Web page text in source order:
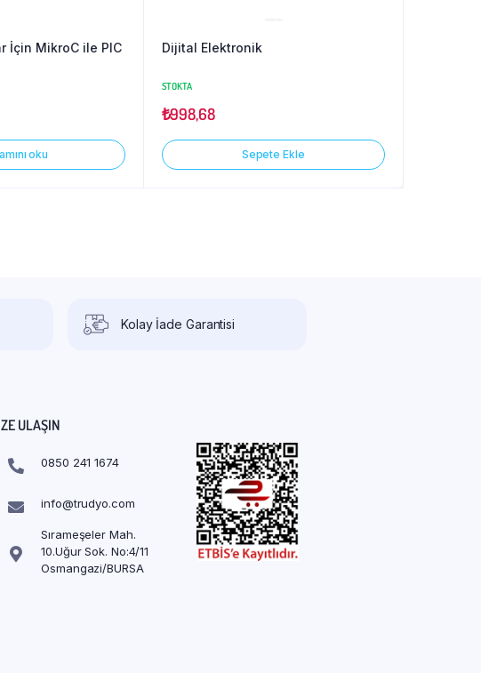
İçin MikroC ile PIC
oku
Dijital Elektronik
STOKTA
₺998,68
Sepete Ekle
Kolay İade Garantisi
ULAŞIN
0850 241 1674
info@trudyo.com
Sırameşeler Mah.
10.Uğur Sok. No:4/11
Osmangazi/BURSA